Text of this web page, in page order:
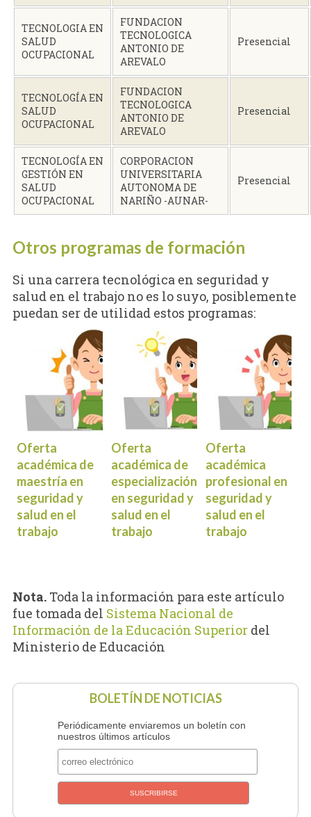
TECNOLOGIA EN
SALUD
OCUPACIONAL
FUNDACION
TECNOLOGICA
ANTONIO DE
AREVALO
Presencial
TECNOLOGÍA EN
SALUD
OCUPACIONAL
FUNDACION
TECNOLOGICA
ANTONIO DE
AREVALO
Presencial
TECNOLOGÍA EN
GESTIÓN EN
SALUD
OCUPACIONAL
CORPORACION
UNIVERSITARIA
AUTONOMA DE
NARIÑO -AUNAR-
Presencial
Otros programas de formación
Si una carrera tecnológica en seguridad y
salud en el trabajo no es lo suyo, posiblemente
puedan ser de utilidad estos programas:
Oferta
académica de
maestría en
seguridad y
salud en el
trabajo
Oferta
académica de
especialización
en seguridad y
salud en el
trabajo
Oferta
académica
profesional en
seguridad y
salud en el
trabajo
Nota.Toda la información para este artículo
fue tomada del Sistema Nacional de
Información de la Educación Superiordel
Ministerio de Educación
BOLETÍN DE NOTICIAS
Periódicamente enviaremos un boletín con
nuestros últimos artículos